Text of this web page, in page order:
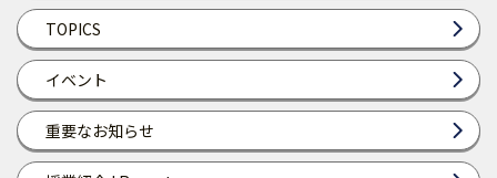
TOPICS
イベント
重要なお知らせ